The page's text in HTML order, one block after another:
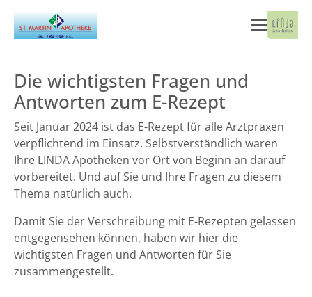
Die wichtigsten Fragen und
Antworten zum E-Rezept
Seit Januar 2024 ist das E-Rezept für alle Arztpraxen
verpflichtend im Einsatz. Selbstverständlich waren
Ihre LINDA Apotheken vor Ort von Beginn an darauf
vorbereitet. Und auf Sie und Ihre Fragen zu diesem
Thema natürlich auch.
Damit Sie der Verschreibung mit E-Rezepten gelassen
entgegensehen können, haben wir hier die
wichtigsten Fragen und Antworten für Sie
zusammengestellt.